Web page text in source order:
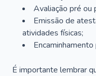
Avaliação pré ou
Emissão de
atividades físicas;
É importante lembrar